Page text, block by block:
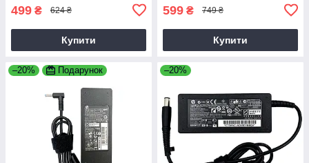
499 ₴ 624 ₴
Купити
599 ₴ 749 ₴
Купити
–20% Подарунок –20%